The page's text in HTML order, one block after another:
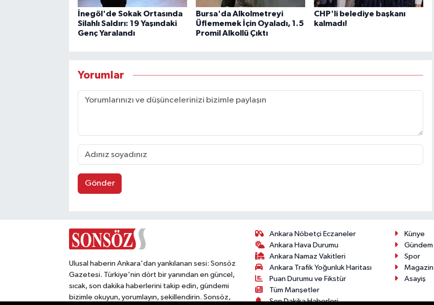
İnegöl'de Sokak Ortasında
Silahlı Saldırı: 19 Yaşındaki
Genç Yaralandı
Bursa'da Alkolmetreyi
Üflememek İçin Oyaladı, 1.5
Promil Alkollü Çıktı
CHP'li belediye başkanı
kalmadı!
Yorumlar
Gönder
Ulusal haberin Ankara'dan yankılanan sesi: Sonsöz
Gazetesi. Türkiye'nin dört bir yanından en güncel,
sıcak, son dakika haberlerini takip edin, gündemi
bizimle okuyun, yorumlayın, şekillendirin. Sonsöz,
Ankara Nöbetçi Eczaneler
Ankara Hava Durumu
Ankara Namaz Vakitleri
Ankara Trafik Yoğunluk Haritası
Puan Durumu ve Fikstür
Tüm Manşetler
Son Dakika Haberleri
Künye
Gündem
Spor
Magazin
Asayiş